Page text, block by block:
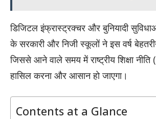
डिजिटल इंफ्रास्ट्रक्चर और बुनियादी
के सरकारी और निजी स्कूलों ने इस वर्ष
जिससे आने वाले समय में राष्ट्रीय शिक्षा नीति
हासिल करना और आसान हो जाएगा।
Contents at a Glance